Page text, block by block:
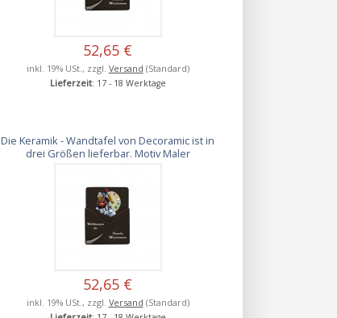
52,65 €
inkl. 19% USt., zzgl. Versand (Standard)
Lieferzeit: 17 - 18 Werktage
Die Keramik - Wandtafel von Decoramic ist in
drei Größen lieferbar. Motiv Maler
52,65 €
inkl. 19% USt., zzgl. Versand (Standard)